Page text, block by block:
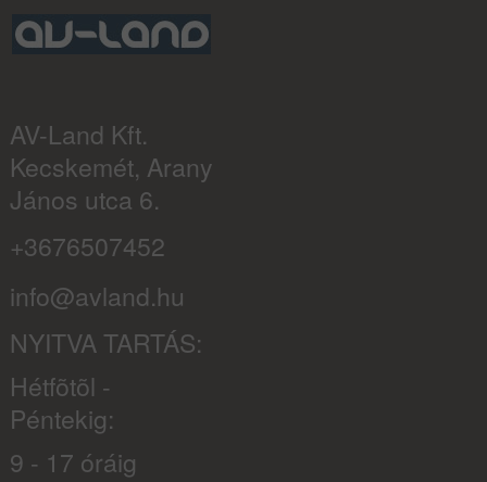
AV-Land Kft.
Kecskemét, Arany
János utca 6.
+3676507452
info@avland.hu
NYITVA TARTÁS:
Hétfõtõl -
Péntekig:
9 - 17 óráig